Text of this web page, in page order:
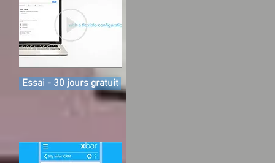
Essai - 30 jours gratuit